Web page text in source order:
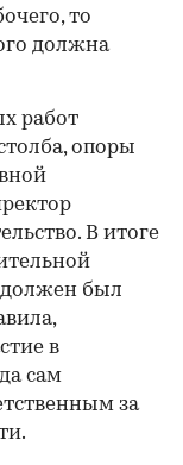
то
должна
работ
опоры
В итоге
был
в
сам
за